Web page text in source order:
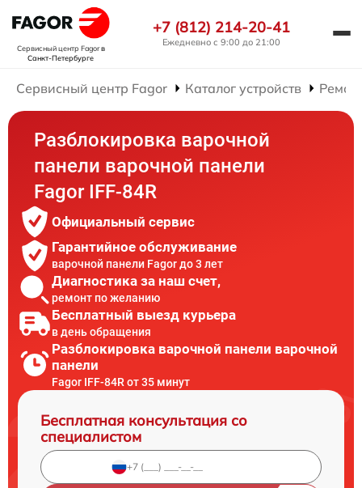
Сервисный центр Fagorв
Санкт-Петербурге
+7 (812) 214-20-41
Ежедневно с 9:00 до 21:00
Сервисный центр Fagor Каталог устройств
Разблокировка варочной
панели варочной панели
Fagor IFF-84R
Официальный сервис
Гарантийное обслуживание
варочной панели Fagor до 3 лет
Диагностика за наш счет,
ремонт по желанию
Бесплатный выезд курьера
в день обращения
Разблокировка варочной панели варочной
панели
Fagor IFF-84R от 35 минут
Бесплатная консультация со
специалистом